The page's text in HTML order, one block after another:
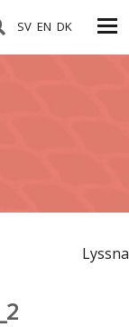
SV EN DK
Lyssna